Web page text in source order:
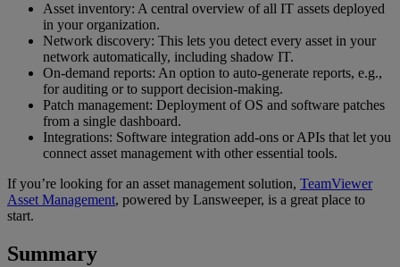
Asset inventory: A central overview of all IT assets deployed
in your organization.
Network discovery: This lets you detect every asset in your
network automatically, including shadow IT.
On-demand reports: An option to auto-generate reports, e.g.,
for auditing or to support decision-making.
Patch management: Deployment of OS and software patches
from a single dashboard.
Integrations: Software integration add-ons or APIs that let you
connect asset management with other essential tools.
If you’re looking for an asset management solution, TeamViewer
Asset Management, powered by Lansweeper, is a great place to
start.
Summary